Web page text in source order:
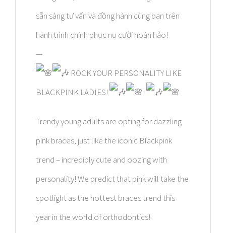
sẵn sàng tư vấn và đồng hành cùng bạn trên
hành trình chinh phục nụ cười hoàn hảo!
—
ROCK YOUR PERSONALITY LIKE
BLACKPINK LADIES!
!
Trendy young adults are opting for dazzling
pink braces, just like the iconic Blackpink
trend – incredibly cute and oozing with
personality! We predict that pink will take the
spotlight as the hottest braces trend this
year in the world of orthodontics!